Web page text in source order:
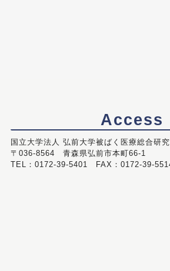
Access
国立大学法人 弘前大学被ばく医療総合研
〒036-8564 青森県弘前市本町66-1
TEL：0172-39-5401 FAX：0172-39-